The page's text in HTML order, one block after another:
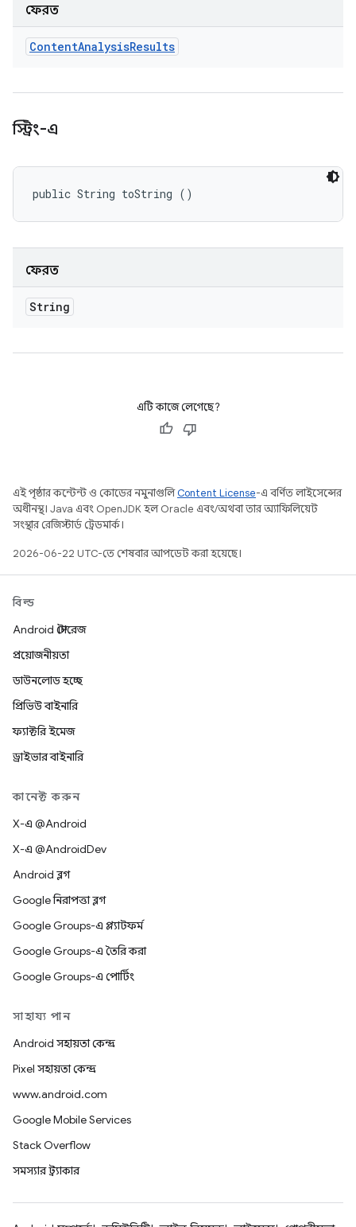
ফেরত
ContentAnalysisResults
স্ট্রিং-এ
public String toString ()
ফেরত
String
এটি কাজে লেগেছে?
এই পৃষ্ঠার কন্টেন্ট ও কোডের নমুনাগুলিContent License-এ বর্ণিত লাইসেন্সের
অধীনস্থ। Java এবং OpenJDK হল Oracle এবং/অথবা তার অ্যাফিলিয়েট
সংস্থার রেজিস্টার্ড ট্রেডমার্ক।
2026-06-22 UTC-তে শেষবার আপডেট করা হয়েছে।
বিল্ড
Android স্টোরেজ
প্রয়োজনীয়তা
ডাউনলোড হচ্ছে
প্রিভিউ বাইনারি
ফ্যাক্টরি ইমেজ
ড্রাইভার বাইনারি
কানেক্ট করুন
X-এ @Android
X-এ @AndroidDev
Android ব্লগ
Google নিরাপত্তা ব্লগ
Google Groups-এ প্ল্যাটফর্ম
Google Groups-এ তৈরি করা
Google Groups-এ পোর্টিং
সাহায্য পান
Android সহায়তা কেন্দ্র
Pixel সহায়তা কেন্দ্র
www.android.com
Google Mobile Services
Stack Overflow
সমস্যার ট্র্যাকার